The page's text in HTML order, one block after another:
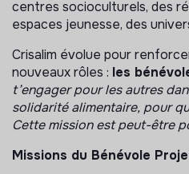
centres socioculturels, des
espaces jeunesse, des
Crisalim évolue pour
nouveaux rôles : les
t’engager pour les autres
solidarité alimentaire, pour
Cette mission est peut-être
Missions du Bénévole